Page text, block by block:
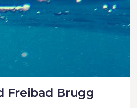
Freibad Brugg